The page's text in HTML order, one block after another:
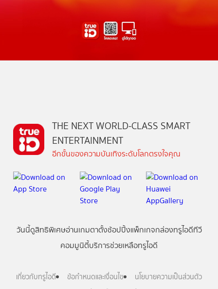
THE NEXT WORLD-CLASS SMART
ENTERTAINMENT
อีกขั้นของความบันเทิงระดับโลกตรงใจคุณ
วันนี้ดูสิทธิพิเศษอ่านเกมตาตั้งช้อปปิ้งแพ็กเกจกล่องทรูไอดีทีวี
คอมมูนิตี้บริการช่วยเหลือทรูไอดี
เกี่ยวกับทรูไอดี ข้อกำหนดและเงื่อนไข
นโยบายความเป็นส่วนตัว